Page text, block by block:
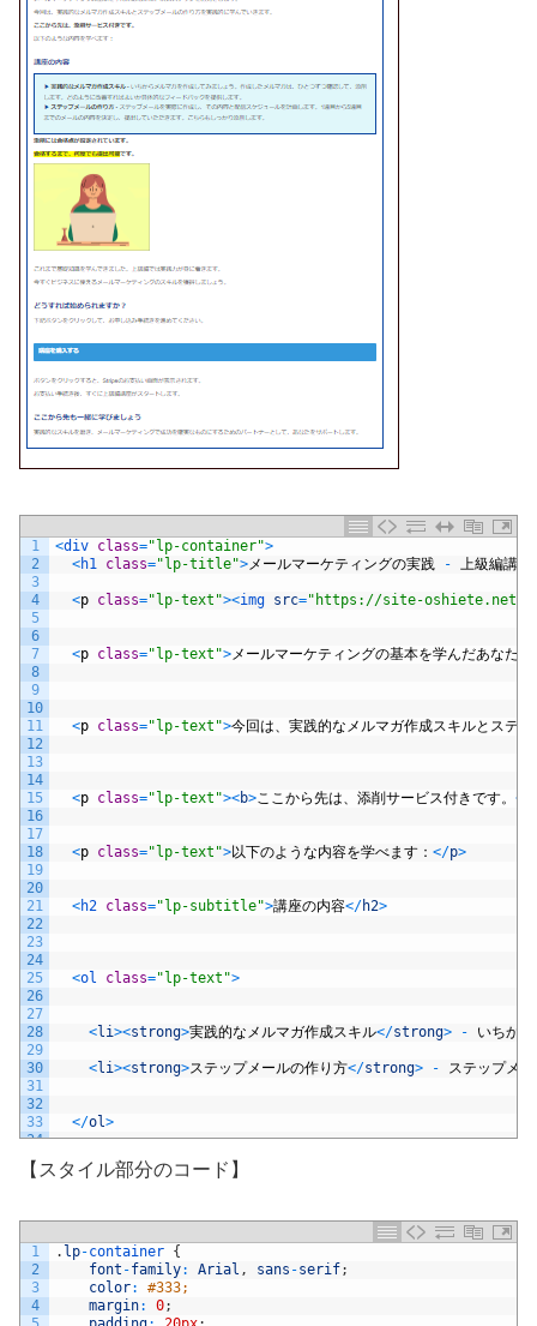
1
2
3
4
5
6
7
8
9
10
11
12
13
14
15
16
17
18
19
20
21
22
23
24
25
26
27
28
29
30
31
32
33
34
35
36
40
41
42
43
44
<div class="lp-container">
<h1 class="lp-title"> メールマーケティングの実践 - 上級編講座
<p class="lp-text"><img src="https://site-oshiete.net/
<p class="lp-text"> メールマーケティングの基本を学んだあなた
<p class="lp-text">今回は、実践的なメルマガ作成スキルとステ
<p class="lp-text"><b> ここから先は、添削サービス付きです。 <
<p class="lp-text">以下のような内容を学べます： </p>
<h2 class="lp-subtitle">講座の内容</h2>
<ol class="lp-text">
<li><strong>実践的なメルマガ作成スキル</strong> - いちか
<li><strong>ステップメールの作り方</strong> - ステップメ
</ol>
<p class="lp-text"> <
"background-color:
class "lp-text"
【スタイル部分のコード】
1
2
3
4
. lp-container {
font -family: Arial , sans -serif;
color:
#333;
margin: 0;